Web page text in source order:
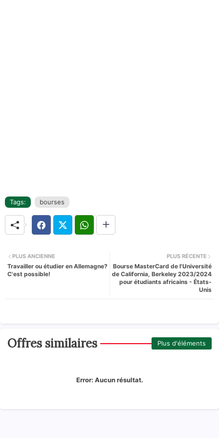
Tags: bourses
PLUS RÉCENTE
Bourse MasterCard de l'Université
de California, Berkeley 2023/2024
pour étudiants africains - États-
Unis
PLUS ANCIENNE
Travailler ou étudier en Allemagne?
C'est possible!
Offres similaires Plus d'éléments
Error: Aucun résultat.